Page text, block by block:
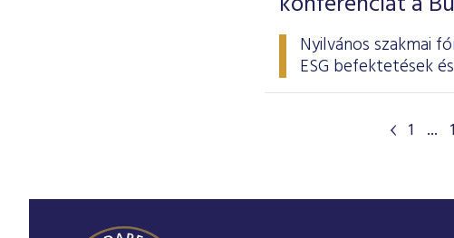
Nyilvános szakmai
ESG befektetések
1 ...